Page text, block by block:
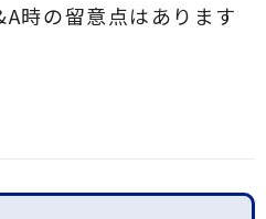
時の留意点はあります